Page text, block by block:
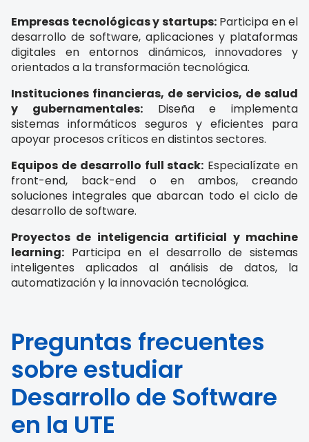
Empresas tecnológicas y startups:Participa en el
desarrollo de software, aplicaciones y plataformas
digitales en entornos dinámicos, innovadores y
orientados a la transformación tecnológica.
Instituciones financieras, de servicios, de salud
y gubernamentales:Diseña e implementa
sistemas informáticos seguros y eficientes para
apoyar procesos críticos en distintos sectores.
Equipos de desarrollo full stack: Especialízate en
front-end, back-end o en ambos, creando
soluciones integrales que abarcan todo el ciclo de
desarrollo de software.
Proyectos de inteligencia artificial y machine
learning: Participa en el desarrollo de sistemas
inteligentes aplicados al análisis de datos, la
automatización y la innovación tecnológica.
Preguntas frecuentes
sobre estudiar
Desarrollo de Software
en la UTE